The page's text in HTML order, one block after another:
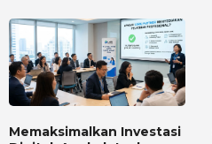
Memaksimalkan Investasi